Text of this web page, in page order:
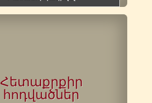
Հետաքրքիր
հոդվածներ